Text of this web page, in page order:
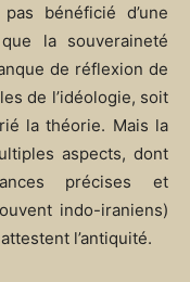
bénéficié d’une
la souveraineté
de réflexion de
de l’idéologie, soit
la théorie. Mais la
aspects, dont
précises et
indo-iraniens)
l’antiquité.